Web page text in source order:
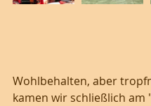
Wohlbehalten, aber
kamen wir schließlich am